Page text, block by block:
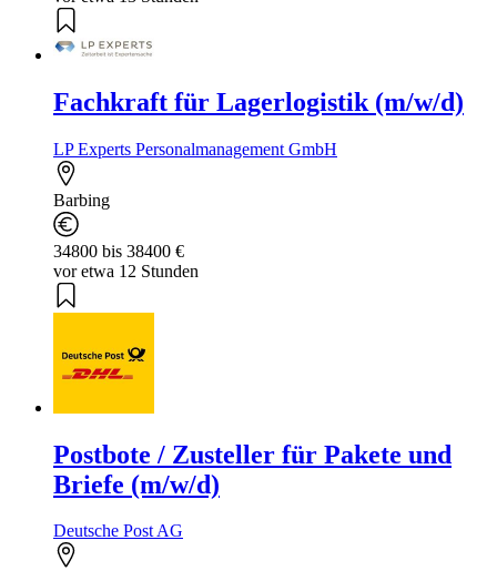
Fachkraft für Lagerlogistik (m/w/d)
LP Experts Personalmanagement GmbH
Barbing
34800 bis 38400 €
vor etwa 12 Stunden
Postbote / Zusteller für Pakete und
Briefe (m/w/d)
Deutsche Post AG